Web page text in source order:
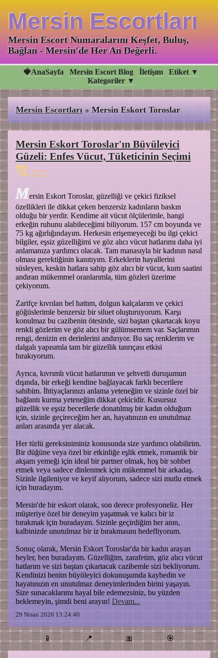
Mersin Escortları
Mersin Escort Numaralarını Keşfet, Buluş,
Bağlan - Mersin'de Her An Değerli.
🍓AnaSayfa Mersin Escort Blog İletişım
Etiket ▼
Kategoriler ▼
Mersin Escortları»Mersin Eskort Toroslar
Mersin Eskort Toroslar'ın Büyüleyici
Güzeli: Enfes Vücut, Tüketicinin Seçimi
----
Mersin Eskort Toroslar, güzelliği ve çekici fiziksel
özellikleri ile dikkat çeken benzersiz kadınların baskın
olduğu bir yerdir. Kendime ait vücut ölçülerimle, hangi
erkeğin ruhunu alabileceğimi biliyorum. 157 cm boyunda ve
75 kg ağırlığındayım. Herkesin erişemeyeceği bu ilgi çekici
bilgiler, eşsiz güzelliğimi ve göz alıcı vücut hatlarımı daha iyi
anlamanıza yardımcı olacak. Tam manasıyla bir kadının nasıl
olması gerektiğinin kanıtıyım. Erkeklerin hayallerini
süsleyen, keskin hatlara sahip göz alıcı bir vücut, kum saatini
andıran mükemmel oranlarımla, tüm gözleri üzerime
çekiyorum.
Zarifçe kıvrılan bel hattım, dolgun kalçalarım ve çekici
göğüslerimle benzersiz bir siluet oluşturuyorum. Karşı
konulmaz bu cazibenin ötesinde, sizi baştan çıkartacak koyu
renkli gözlerim ve göz alıcı bir gülümsemem var. Saçlarımın
rengi, denizin en derinlerini andırıyor. Bu saç renklerim ve
dalgalı yapısımla tam bir güzellik tanrıçası etkisi
bırakıyorum.
Ayrıca, kıvrımlı vücut hatlarımın ve şehvetli duruşumun
dışında, bir erkeği kendine bağlayacak farklı becerilere
sahibim. İhtiyaçlarınızı anlama yeteneğim ve sizinle özel bir
bağlantı kurma yeteneğim dikkat çekicidir. Kusursuz
güzellik ve eşsiz becerilerle donatılmış bir kadın olduğum
için, sizinle geçireceğim her an, hayatınızın en unutulmaz
anları arasında yer alacak.
Her türlü gereksiniminiz konusunda size yardımcı olabilirim.
Bir düğüne veya özel bir etkinliğe eşlik etmek, romantik bir
akşam yemeği için ideal bir partner olmak, hoş bir sohbet
etmek veya sadece dinlenmek için mükemmel bir arkadaş.
Sizinle ilgileniyor ve keyif alıyorum, sadece sizi mutlu etmek
için buradayım.
Mersin'de bir eskort olarak, son derece profesyoneliz. Her
müşteriye özel bir deneyim yaşatmak ve kalıcı bir iz
bırakmak için buradayım. Sizinle geçirdiğim her anın,
kalbinizde unutulmaz bir iz bırakmasını hedefliyorum.
Sonuç olarak, Mersin Eskort Toroslar'da bir kadın arayan
beyler, ben buradayım. Güzelliğim, zarafetim, göz alıcı vücut
hatlarım ve sizi baştan çıkartacak cazibemle sizi bekliyorum.
Kendinizi benim büyüleyici dokunuşumda kaybedin ve
hayatınızın en unutulmaz deneyimlerinden birini yaşayın.
Size sunacaklarımı hayal bile edemezsiniz, bu yüzden
beklemeyin, şimdi beni arayın!Devam...
29 Nisan 2026 13:24:40
📱 📍 🎀 🎯